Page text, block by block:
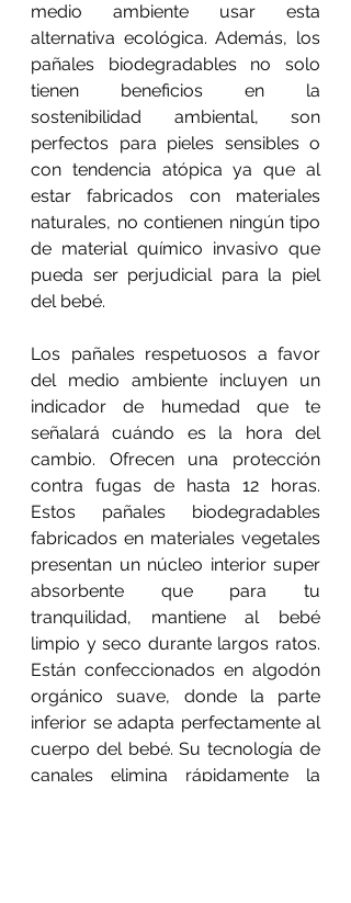
medio ambiente usar esta
alternativa ecológica. Además, los
pañales biodegradables no solo
tienen beneficios en la
sostenibilidad ambiental, son
perfectos para pieles sensibles o
con tendencia atópica ya que al
estar fabricados con materiales
naturales, no contienen ningún tipo
de material químico invasivo que
pueda ser perjudicial para la piel
del bebé.
Los pañales respetuosos a favor
del medio ambiente incluyen un
indicador de humedad que te
señalará cuándo es la hora del
cambio. Ofrecen una protección
contra fugas de hasta 12 horas.
Estos pañales biodegradables
fabricados en materiales vegetales
presentan un núcleo interior super
absorbente que para tu
tranquilidad, mantiene al bebé
limpio y seco durante largos ratos.
Están confeccionados en algodón
orgánico suave, donde la parte
inferior se adapta perfectamente al
cuerpo del bebé. Su tecnología de
canales elimina rápidamente la